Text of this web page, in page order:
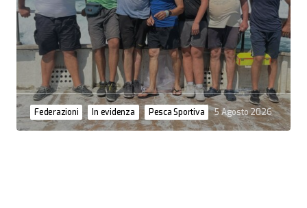
Federazioni In evidenza Pesca Sportiva 5 Agosto 2026